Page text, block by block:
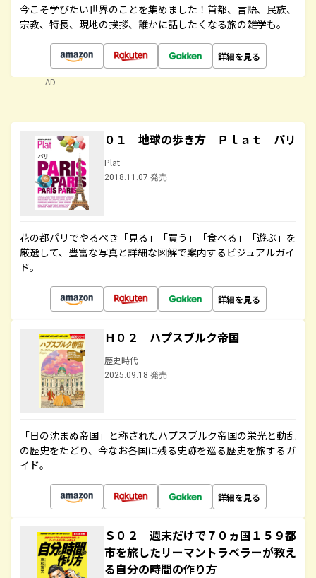
今こそ学びたい世界のことを集めました！首都、言語、民族、
宗教、特長、現地の挨拶、誰かに話したくなる旅の雑学も。
詳細を見る
AD
０１ 地球の歩き方 Ｐｌａｔ パリ
Plat
2018.11.07 発売
花の都パリでやるべき「見る」「買う」「食べる」「遊ぶ」を
厳選して、豊富な写真と詳細な図解で案内するビジュアルガイ
ド。
詳細を見る
Ｈ０２ ハプスブルク帝国
歴史時代
2025.09.18 発売
「日の沈まぬ帝国」と称されたハプスブルク帝国の栄光と動乱
の歴史をたどり、今なお各国に残る史跡を巡る歴史を旅するガ
イド。
詳細を見る
Ｓ０２ 週末だけで７０ヵ国１５９都
市を旅したリーマントラベラーが教え
る自分の時間の作り方